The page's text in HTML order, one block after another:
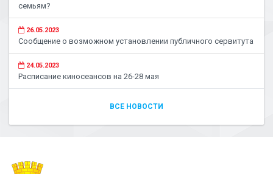
семьям?
26.05.2023
Сообщение о возможном установлении публичного сервитута
24.05.2023
Расписание киносеансов на 26-28 мая
ВСЕ НОВОСТИ